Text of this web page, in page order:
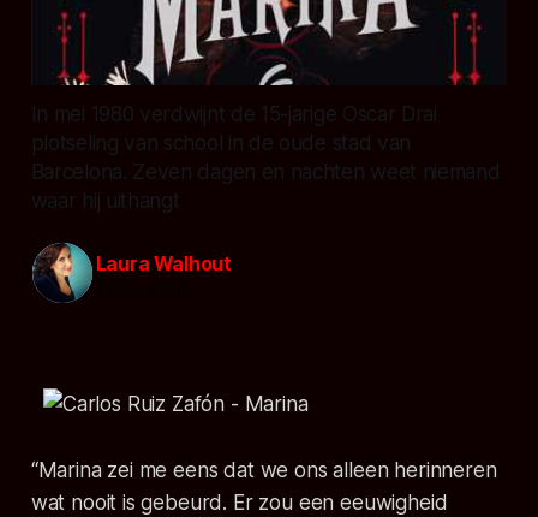
In mei 1980 verdwijnt de 15-jarige Oscar Drai
plotseling van school in de oude stad van
Barcelona. Zeven dagen en nachten weet niemand
waar hij uithangt
Laura Walhout
“Marina zei me eens dat we ons alleen herinneren
wat nooit is gebeurd. Er zou een eeuwigheid